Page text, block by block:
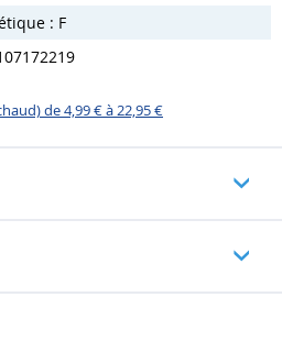
: F
de 4,99 € à 22,95 €